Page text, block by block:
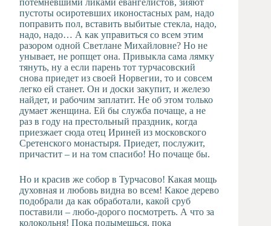
потемневшими ликами евангелистов, зияют
пустоты осиротевших иконостасных рам, надо
поправить пол, вставить выбитые стекла, надо,
надо, надо… А как управиться со всем этим
разором одной Светлане Михайловне? Но не
унывает, не ропщет она. Привыкла сама лямку
тянуть, ну а если парень тот турчасовский
снова приедет из своей Норвегии, то и совсем
легко ей станет. Он и доски закупит, и железо
найдет, и рабочим заплатит. Не об этом только
думает женщина. Ей бы служба почаще, а не
раз в году на престольный праздник, когда
приезжает сюда отец Ириней из московского
Сретенского монастыря. Приедет, послужит,
причастит – и на том спасибо! Но почаще бы.
Но и красив же собор в Турчасово! Какая мощь
духовная и любовь видна во всем! Какое дерево
подобрали да как обработали, какой сруб
поставили – любо-дорого посмотреть. А что за
колокольня! Пока подымешься, пока